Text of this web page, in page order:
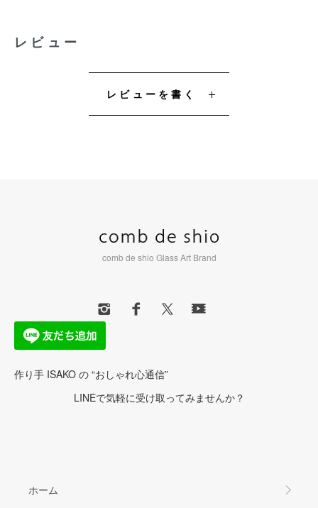
レビュー
レビューを書く
comb de shio Glass Art Brand
作り手 ISAKO の “おしゃれ心通信”
LINEで気軽に受け取ってみませんか？
ホーム